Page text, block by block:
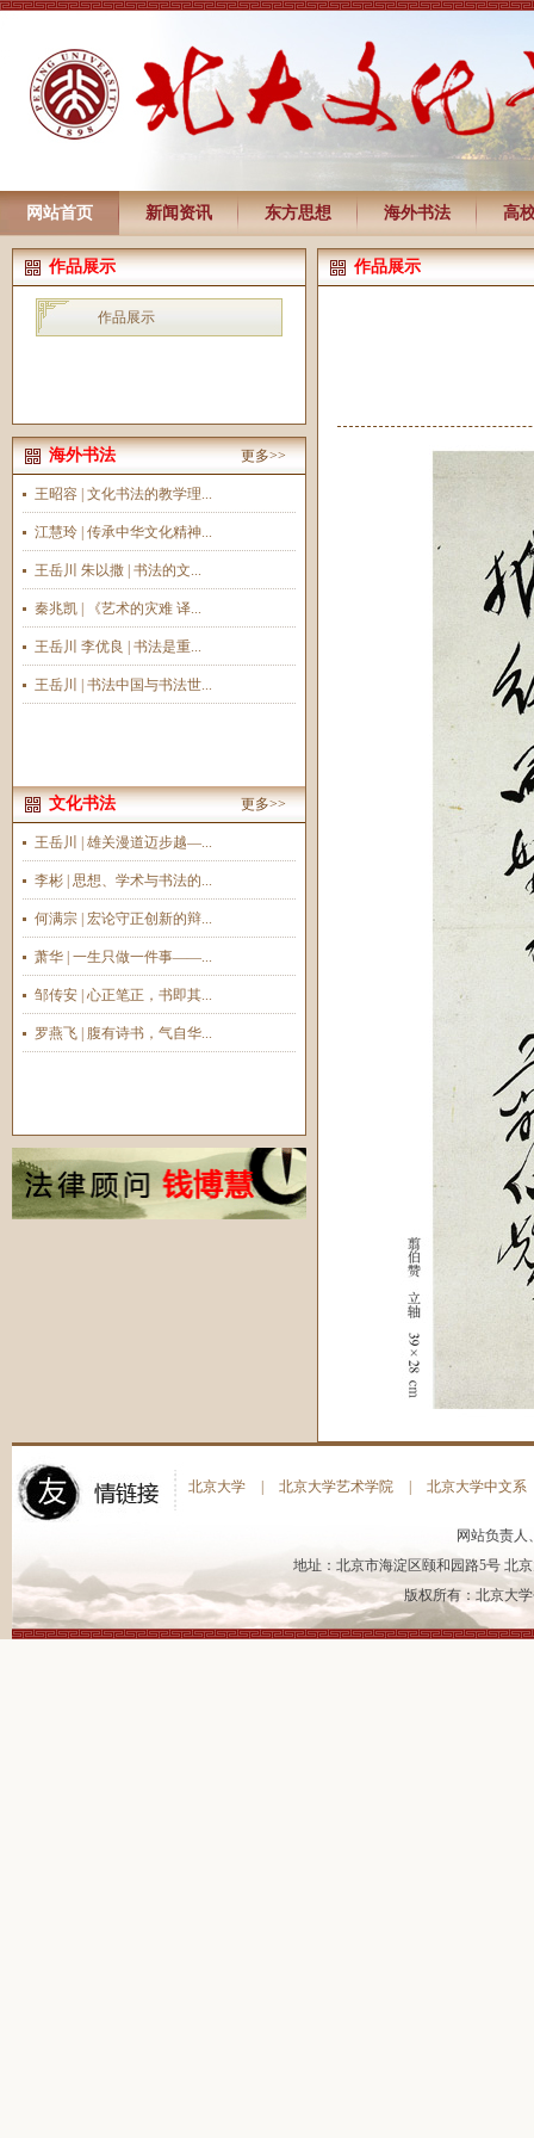
网站首页 新闻资讯 东方思想 海外书法 高
作品展示
作品展示
海外书法 更多>>
王昭容 | 文化书法的教学理...
江慧玲 | 传承中华文化精神...
王岳川 朱以撒 | 书法的文...
秦兆凯 | 《艺术的灾难 译...
王岳川 李优良 | 书法是重...
王岳川 | 书法中国与书法世...
文化书法 更多>>
王岳川 | 雄关漫道迈步越—...
李彬 | 思想、学术与书法的...
何满宗 | 宏论守正创新的辩...
萧华 | 一生只做一件事——...
邹传安 | 心正笔正，书即其...
罗燕飞 | 腹有诗书，气自华...
作品展示
北京大学 北京大学艺术学院 北京大学中文系
网站负责
地址：北京市海淀区颐和园路5号 北
版权所有：北京大